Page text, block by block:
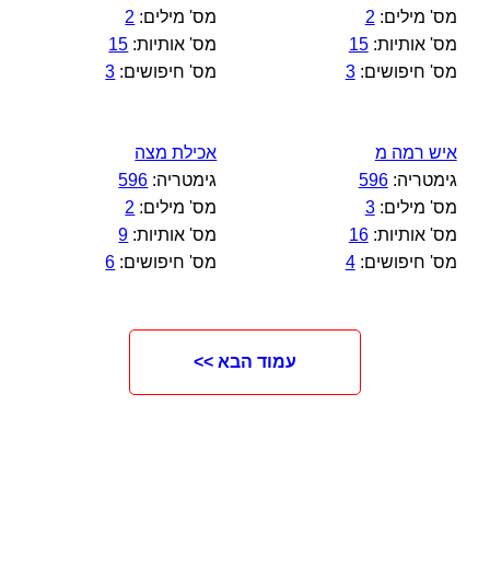
מס' מילים: 2
מס' אותיות:15
מס' חיפושים:3
מס' מילים: 2
מס' אותיות: 15
מס' חיפושים: 3
איש רמה מ
גימטריה:596
מס' מילים:3
מס' אותיות:16
מס' חיפושים:4
אכילת מצה
גימטריה: 596
מס' מילים: 2
מס' אותיות: 9
מס' חיפושים: 6
עמוד הבא >>